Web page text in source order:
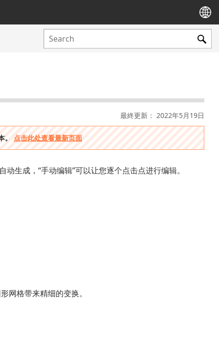
最終更新： 2022年5月19日
。点击此处查看最新页面
生成，“手动编辑”可以让您逐个点击点进行编辑。
网格带来精细的变换。